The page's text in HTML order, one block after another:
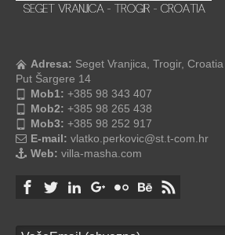
Adresa: Seget Vranjica, Trogir, Croatia
Put Šargere 14
Mob1: +385 98 343 407
Mob2: +385 98 265 438
Mob3: +385 98 252 917
E-mail: vlatko.perkovic@st.t-com.hr
Web: villa-masha.com